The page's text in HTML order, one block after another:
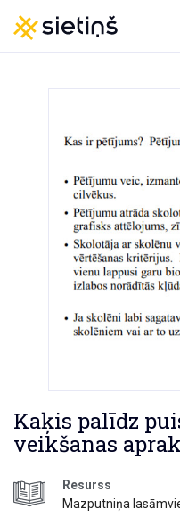
Kaķis palīdz
veikšanas
Resurss
Mazputniņa